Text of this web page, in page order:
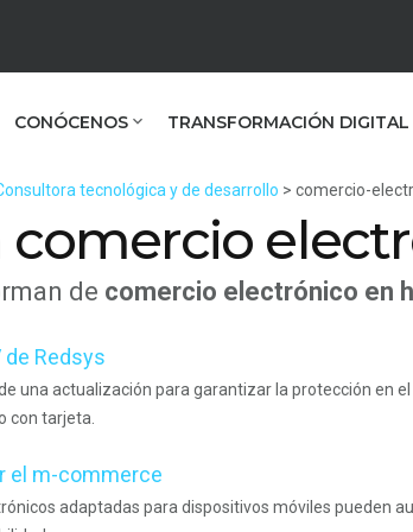
CONÓCENOS TRANSFORMACIÓN DIGITAL
tecnológica y de desarrollo > comercio-
comercio
de comercio electrónico en
Redsys
una actualización para garantizar la protección en
con tarjeta.
el m-commerce
adaptadas para dispositivos móviles pueden